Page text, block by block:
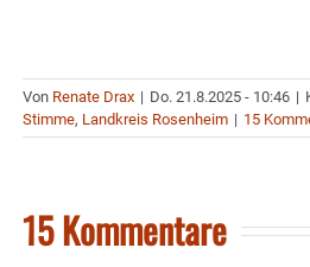
Von Renate Drax | Do. 21.8.2025 - 10:46 |
Stimme, Landkreis Rosenheim | 15
15 Kommentare